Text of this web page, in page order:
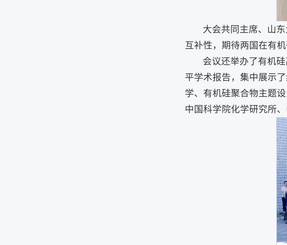
大会共同主席、山
互补性，期待两国在有
会议还举办了有机
平学术报告，集中展示
学、有机硅聚合物主题
中国科学院化学研究所